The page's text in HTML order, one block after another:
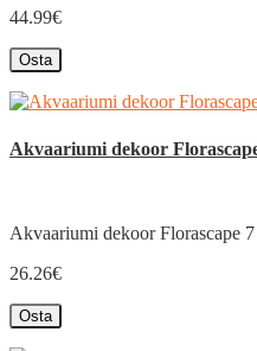
44.99€
Osta
Akvaariumi dekoor
Akvaariumi dekoor Florascape
26.26€
Osta